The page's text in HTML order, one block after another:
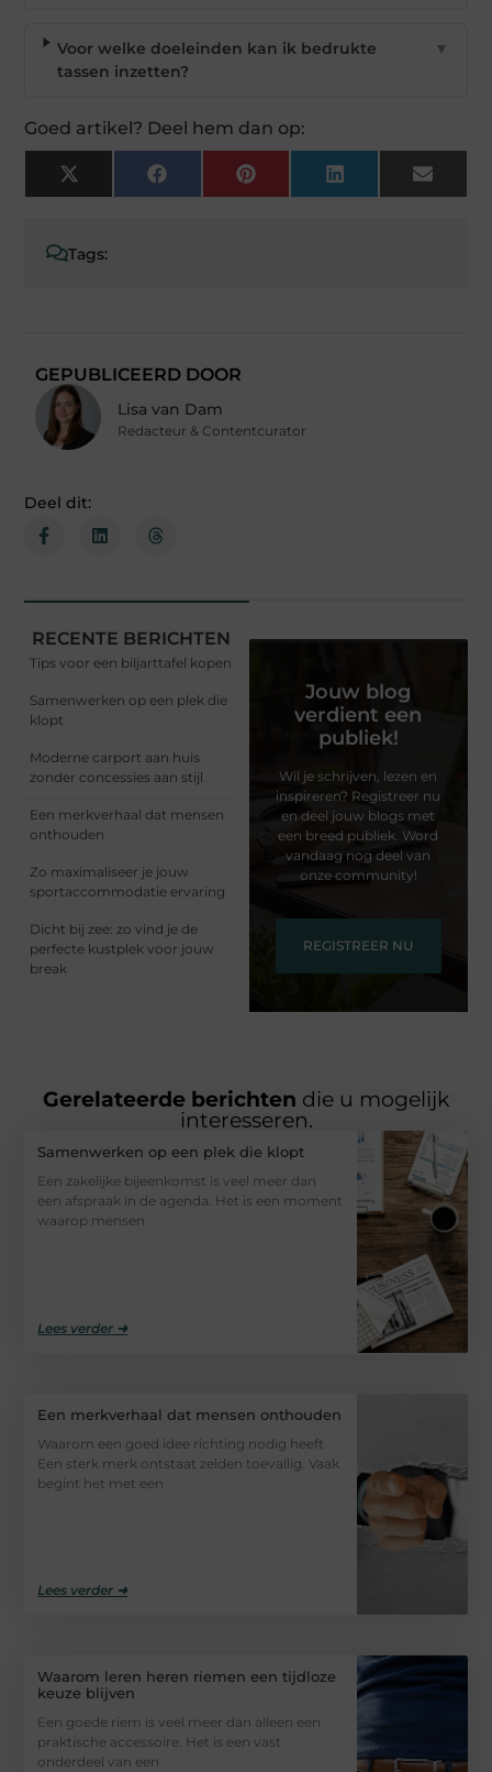
Voor welke doeleinden kan ik bedrukte
tassen inzetten?
▼
Goed artikel? Deel hem dan op:
X
(Twitter)
Facebook Pinterest LinkedIn Email
Tags:
GEPUBLICEERD DOOR
Lisa van Dam
Redacteur & Contentcurator
Deel dit:
RECENTE BERICHTEN
Tips voor een biljarttafel kopen
Samenwerken op een plek die
klopt
Moderne carport aan huis
zonder concessies aan stijl
Een merkverhaal dat mensen
onthouden
Zo maximaliseer je jouw
sportaccommodatie ervaring
Dicht bij zee: zo vind je de
perfecte kustplek voor jouw
break
Jouw blog
verdient een
publiek!
Wil je schrijven, lezen en
inspireren? Registreer nu
en deel jouw blogs met
een breed publiek. Word
vandaag nog deel van
onze community!
REGISTREER NU
Gerelateerde berichten die u mogelijk
interesseren.
Samenwerken op een plek die klopt
Een zakelijke bijeenkomst is veel meer dan
een afspraak in de agenda. Het is een moment
waarop mensen
Lees verder ➜
Een merkverhaal dat mensen onthouden
Waarom een goed idee richting nodig heeft
Een sterk merk ontstaat zelden toevallig. Vaak
begint het met een
Lees verder ➜
Waarom leren heren riemen een tijdloze
keuze blijven
Een goede riem is veel meer dan alleen een
praktische accessoire. Het is een vast
onderdeel van een